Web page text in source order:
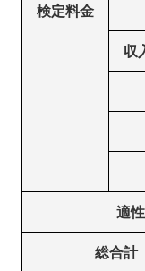
検定料金
収
適
総合計